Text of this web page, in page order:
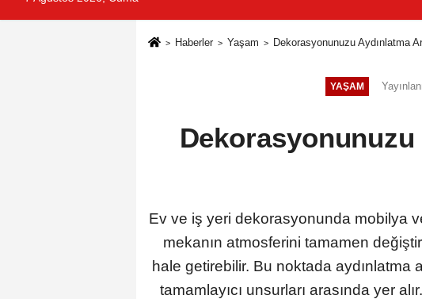
Haberler Yaşam Dekorasyonunuzu Aydınlatma
YAŞAM
Ev ve iş yeri dekorasyonunda mobilya
mekanın atmosferini tamamen
hale getirebilir. Bu noktada aydınlatma
tamamlayıcı unsurları arasında yer